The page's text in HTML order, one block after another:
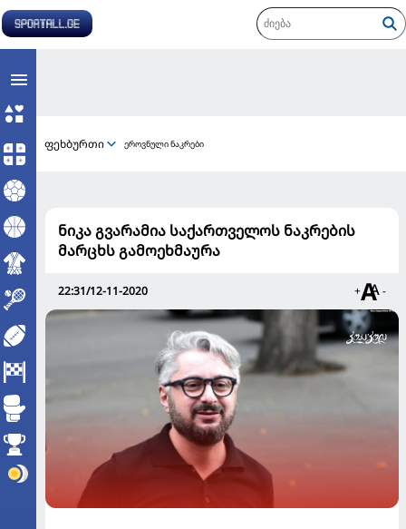
ფეხბურთი ეროვნული ნაკრები
ნიკა გვარამია საქართველოს ნაკრების
მარცხს გამოეხმაურა
22:31/12-11-2020 + -